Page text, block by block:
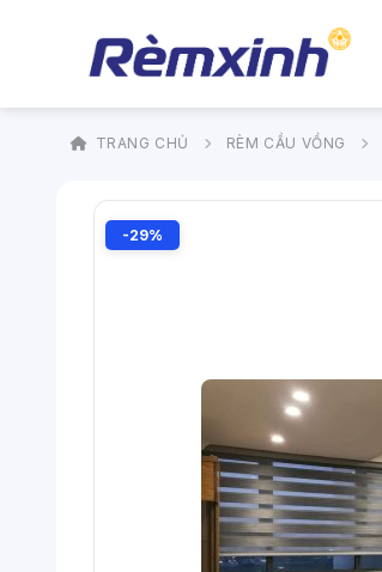
dung
TRANG CHỦ RÈM CẦU VỒNG
-29%